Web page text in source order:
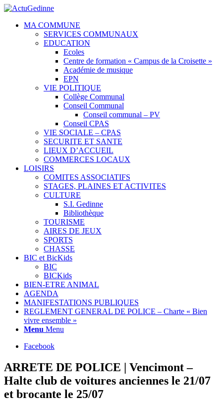
MA COMMUNE
SERVICES COMMUNAUX
EDUCATION
Ecoles
Centre de formation « Campus de la Croisette »
Académie de musique
EPN
VIE POLITIQUE
Collège Communal
Conseil Communal
Conseil communal – PV
Conseil CPAS
VIE SOCIALE – CPAS
SECURITE ET SANTE
LIEUX D’ACCUEIL
COMMERCES LOCAUX
LOISIRS
COMITES ASSOCIATIFS
STAGES, PLAINES ET ACTIVITES
CULTURE
S.I. Gedinne
Bibliothèque
TOURISME
AIRES DE JEUX
SPORTS
CHASSE
BIC et BicKids
BIC
BICKids
BIEN-ETRE ANIMAL
AGENDA
MANIFESTATIONS PUBLIQUES
REGLEMENT GENERAL DE POLICE – Charte « Bien
vivre ensemble »
Menu Menu
Facebook
ARRETE DE POLICE | Vencimont –
Halte club de voitures anciennes le 21/07
et brocante le 25/07